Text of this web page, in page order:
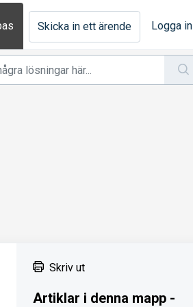
Skicka in ett ärende Logga in
Skriv ut
Artiklar i denna mapp -